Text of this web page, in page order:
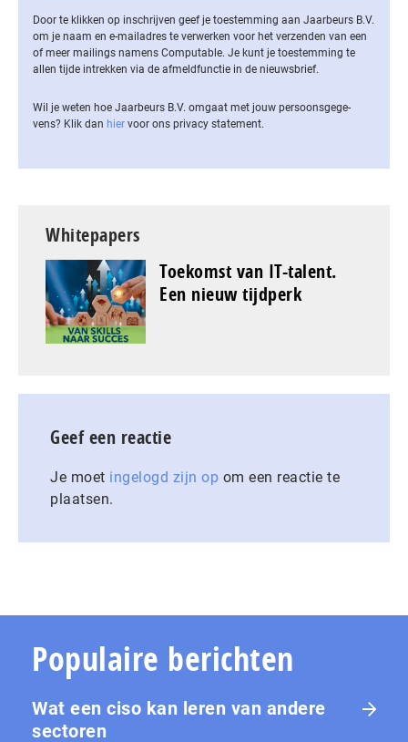
Door te klikken op inschrijven geef je toestemming aan Jaarbeurs B.V.
om je naam en e-mailadres te verwerken voor het verzenden van een
of meer mailings namens Computable. Je kunt je toestemming te
allen tijde intrekken via de af­meld­func­tie in de nieuwsbrief.
Wil je weten hoe Jaarbeurs B.V. omgaat met jouw per­soons­ge­ge­
vens? Klik dan hier voor ons privacy statement.
Whitepapers
Toekomst van IT-talent.
Een nieuw tijdperk
Geef een reactie
Je moet ingelogd zijn op om een reactie te
plaatsen.
Populaire berichten
Wat een ciso kan leren van andere
sectoren